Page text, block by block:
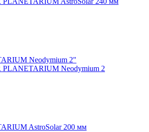
Neodymium 2"
AstroSolar 200 мм